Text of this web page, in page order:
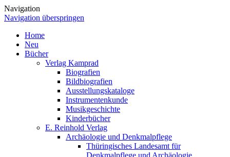
Navigation
Navigation überspringen
Home
Neu
Bücher
Verlag Kamprad
Biografien
Bildbiografien
Ausstellungskataloge
Instrumentenkunde
Musikgeschichte
Kinderbücher
E. Reinhold Verlag
Archäologie und Denkmalpflege
Thüringisches Landesamt für
Denkmalpflege und Archäologie